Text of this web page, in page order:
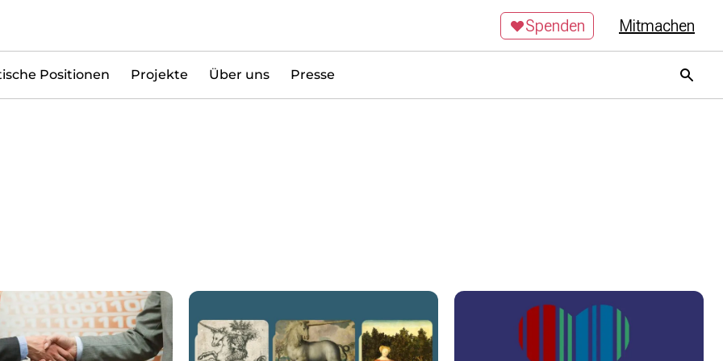
Spenden Mitmachen
Positionen Projekte Über uns Presse